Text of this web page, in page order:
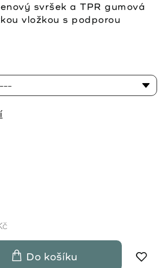
svršek a TPR gumová
vložkou s podporou
Do košíku